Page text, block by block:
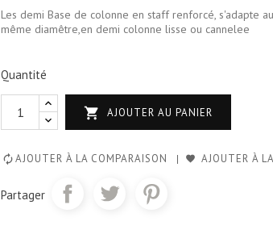
Les demi Base de colonne en staff renforcé, s'adapte
même diamêtre,en demi colonne lisse ou cannelee
Quantité
 AJOUTER AU PANIER
AJOUTER À LA COMPARAISON AJOUTER À
Partager